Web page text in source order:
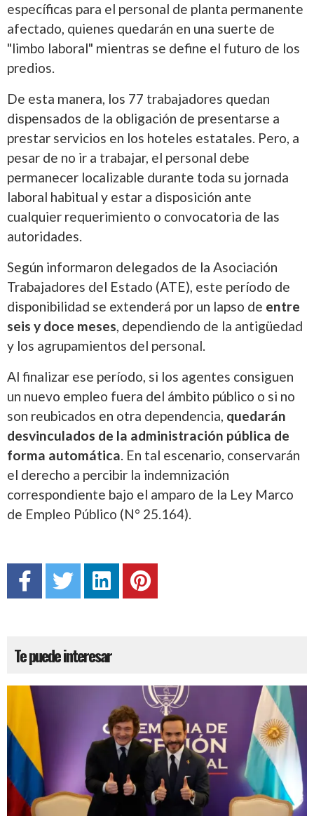
específicas para el personal de planta permanente
afectado, quienes quedarán en una suerte de
"limbo laboral" mientras se define el futuro de los
predios.
De esta manera, los 77 trabajadores quedan
dispensados de la obligación de presentarse a
prestar servicios en los hoteles estatales. Pero, a
pesar de no ir a trabajar, el personal debe
permanecer localizable durante toda su jornada
laboral habitual y estar a disposición ante
cualquier requerimiento o convocatoria de las
autoridades.
Según informaron delegados de la Asociación
Trabajadores del Estado (ATE), este período de
disponibilidad se extenderá por un lapso de entre
seis y doce meses, dependiendo de la antigüedad
y los agrupamientos del personal.
Al finalizar ese período, si los agentes consiguen
un nuevo empleo fuera del ámbito público o si no
son reubicados en otra dependencia, quedarán
desvinculados de la administración pública de
forma automática. En tal escenario, conservarán
el derecho a percibir la indemnización
correspondiente bajo el amparo de la Ley Marco
de Empleo Público (N° 25.164).
Te puede interesar